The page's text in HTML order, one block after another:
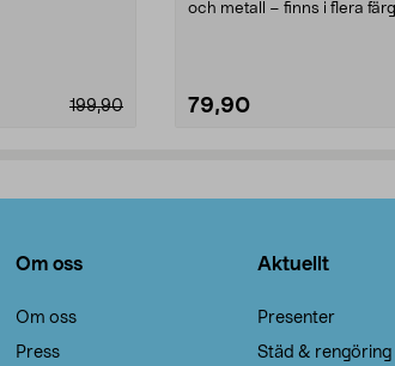
199,90
och metall – finns i flera
79,90
Om oss
Om oss
Press
Aktuellt
Presenter
Städ & rengöring